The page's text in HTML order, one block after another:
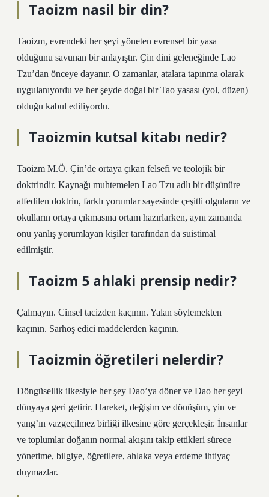
Taoizm nasil bir din?
Taoizm, evrendeki her şeyi yöneten evrensel bir yasa
olduğunu savunan bir anlayıştır. Çin dini geleneğinde Lao
Tzu’dan önceye dayanır. O zamanlar, atalara tapınma olarak
uygulanıyordu ve her şeyde doğal bir Tao yasası (yol, düzen)
olduğu kabul ediliyordu.
Taoizmin kutsal kitabı nedir?
Taoizm M.Ö. Çin’de ortaya çıkan felsefi ve teolojik bir
doktrindir. Kaynağı muhtemelen Lao Tzu adlı bir düşünüre
atfedilen doktrin, farklı yorumlar sayesinde çeşitli olguların ve
okulların ortaya çıkmasına ortam hazırlarken, aynı zamanda
onu yanlış yorumlayan kişiler tarafından da suistimal
edilmiştir.
Taoizm 5 ahlaki prensip nedir?
Çalmayın. Cinsel tacizden kaçının. Yalan söylemekten
kaçının. Sarhoş edici maddelerden kaçının.
Taoizmin öğretileri nelerdir?
Döngüsellik ilkesiyle her şey Dao’ya döner ve Dao her şeyi
dünyaya geri getirir. Hareket, değişim ve dönüşüm, yin ve
yang’ın vazgeçilmez birliği ilkesine göre gerçekleşir. İnsanlar
ve toplumlar doğanın normal akışını takip ettikleri sürece
yönetime, bilgiye, öğretilere, ahlaka veya erdeme ihtiyaç
duymazlar.